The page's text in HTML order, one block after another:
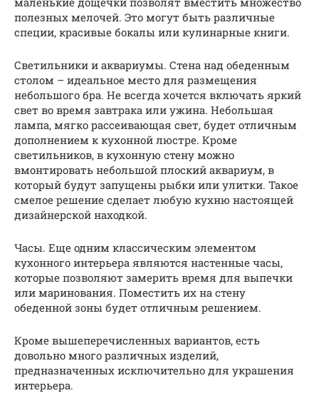
полезных мелочей. Это могут быть различные
специи, красивые бокалы или кулинарные книги.
Светильники и аквариумы. Стена над обеденным
столом – идеальное место для размещения
небольшого бра. Не всегда хочется включать яркий
свет во время завтрака или ужина. Небольшая
лампа, мягко рассеивающая свет, будет отличным
дополнением к кухонной люстре. Кроме
светильников, в кухонную стену можно
вмонтировать небольшой плоский аквариум, в
который будут запущены рыбки или улитки. Такое
смелое решение сделает любую кухню настоящей
дизайнерской находкой.
Часы. Еще одним классическим элементом
кухонного интерьера являются настенные часы,
которые позволяют замерить время для выпечки
или маринования. Поместить их на стену
обеденной зоны будет отличным решением.
Кроме вышеперечисленных вариантов, есть
довольно много различных изделий,
предназначенных исключительно для украшения
интерьера.